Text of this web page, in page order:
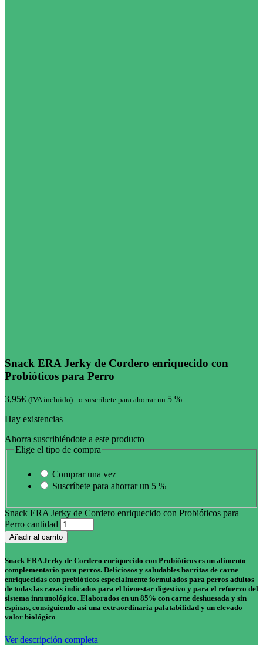
Snack ERA Jerky de Cordero enriquecido con
Probióticos para Perro
3,95€ (IVA incluido) - o suscríbete para ahorrar un 5 %
Hay existencias
Ahorra suscribiéndote a este producto
Elige el tipo de compra
Comprar una vez
Suscríbete para ahorrar un 5 %
Snack ERA Jerky de Cordero enriquecido con Probióticos para
Perro cantidad
Añadir al carrito
Snack ERA Jerky de Cordero enriquecido con Probióticos es un alimento
complementario para perros. Deliciosos y saludables barritas de carne
enriquecidas con prebióticos especialmente formulados para perros adultos
de todas las razas indicados para el bienestar digestivo y para el refuerzo del
sistema inmunológico. Elaborados en un 85% con carne deshuesada y sin
espinas, consiguiendo así una extraordinaria palatabilidad y un elevado
valor biológico
Ver descripción completa